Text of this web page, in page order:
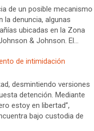
de un posible mecanismo
la denuncia, algunas
ubicadas en la Zona
& Johnson. El…
de intimidación
desmintiendo versiones
detención. Mediante
estoy en libertad”,
bajo custodia de